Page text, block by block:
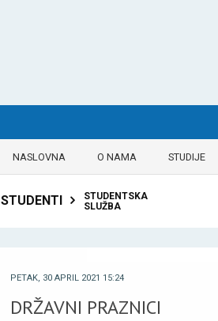
NASLOVNA O NAMA STUDIJE
STUDENTI
STUDENTSKA
SLUŽBA
PETAK, 30 APRIL 2021 15:24
DRŽAVNI PRAZNICI